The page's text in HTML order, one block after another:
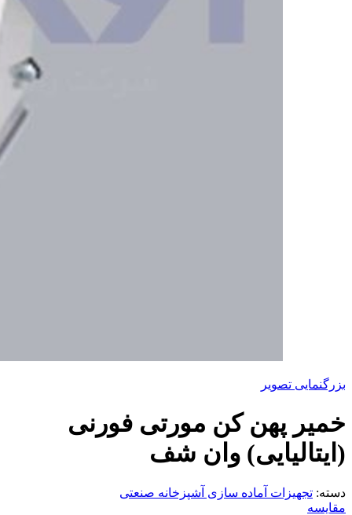
بزرگنمایی تصویر
خمیر پهن کن مورتی فورنی
(ایتالیایی) وان شف
دسته: تجهیزات آماده سازی آشپزخانه صنعتی
مقایسه